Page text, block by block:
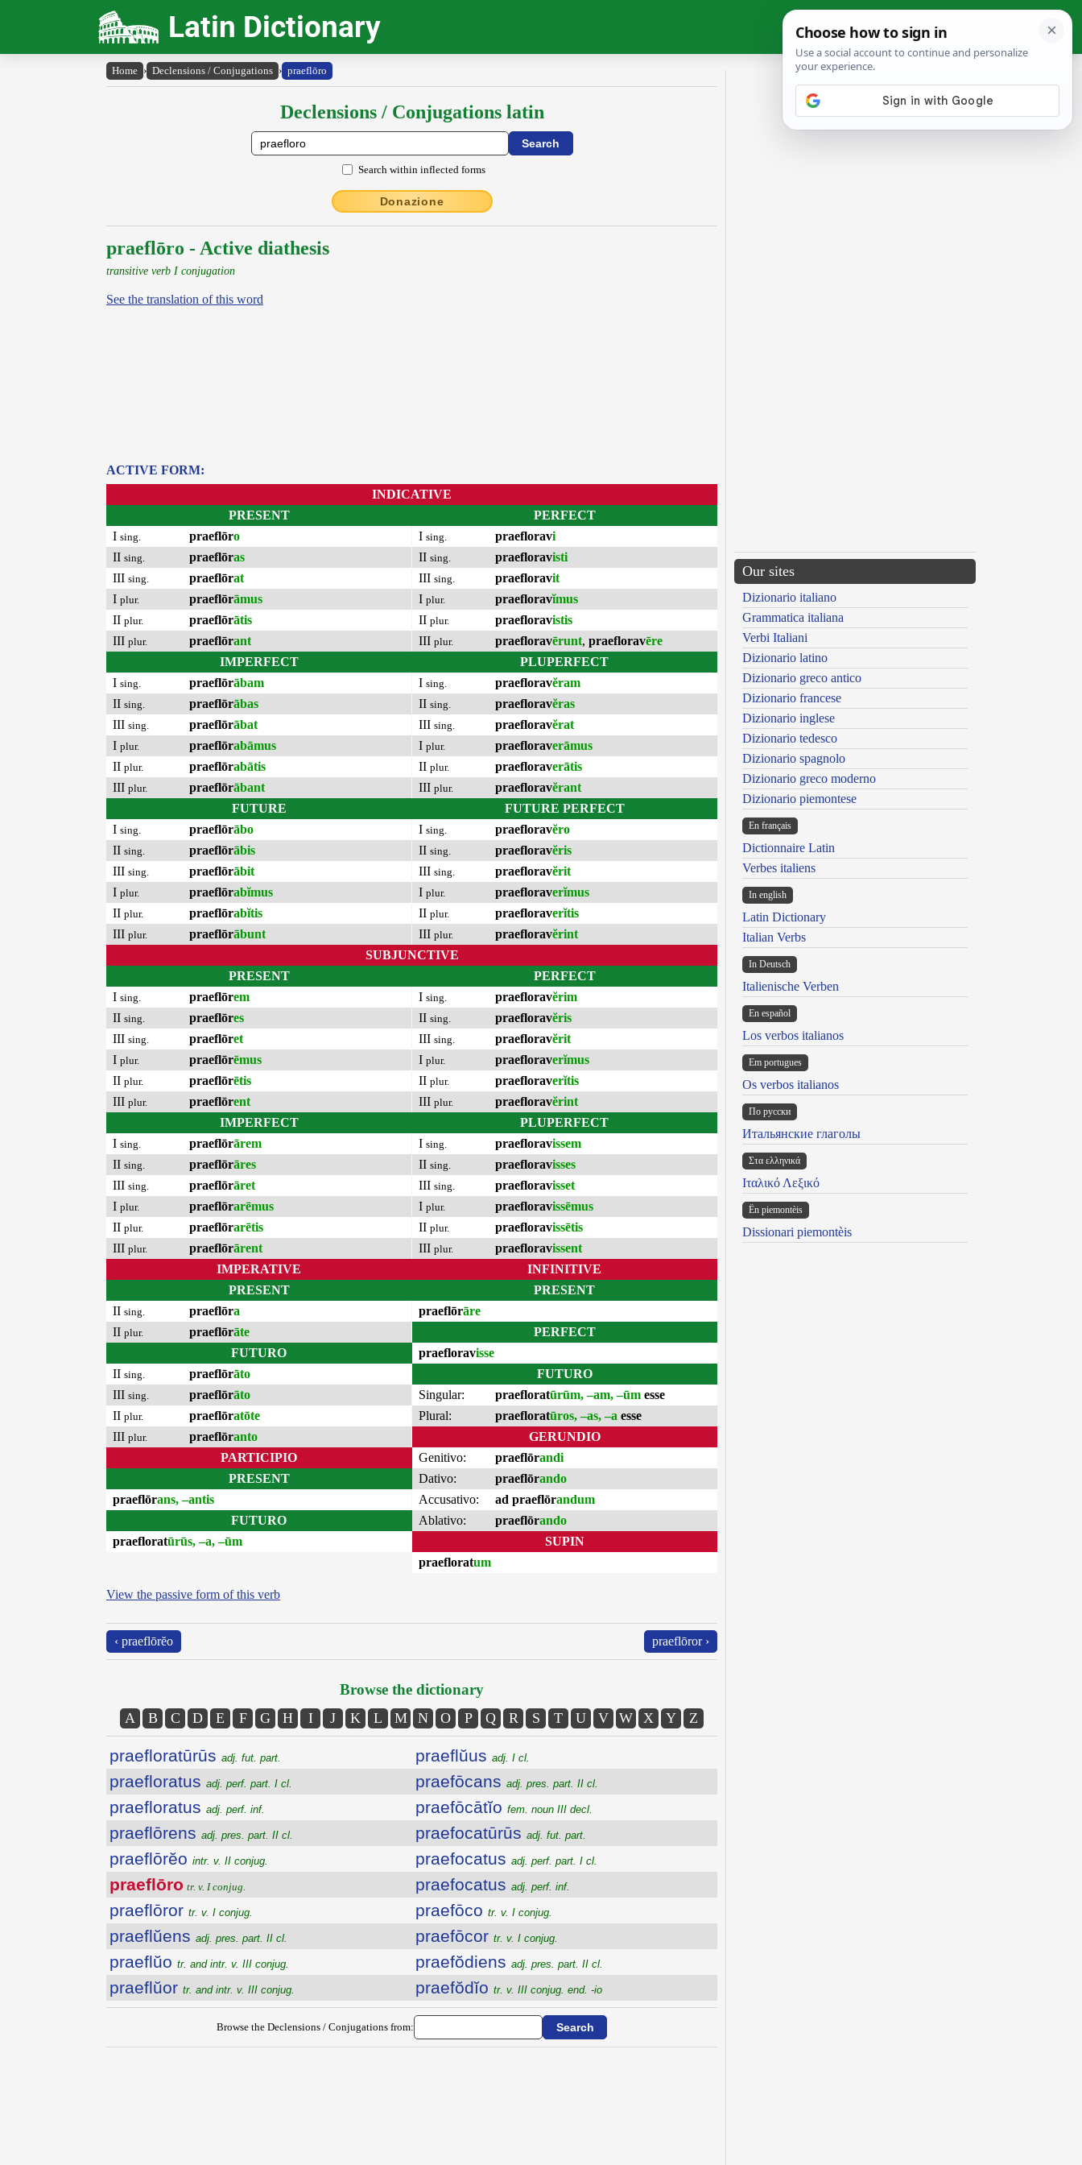
Latin Dictionary
Home › Declensions / Conjugations › praeflōro
Declensions / Conjugations latin
Search within inflected forms
Donazione
praeflōro - Active diathesis
transitive verb I conjugation
See the translation of this word
ACTIVE FORM:
INDICATIVE
PRESENT
I sing. praeflōro
II sing. praeflōras
III sing. praeflōrat
I plur. praeflōrāmus
II plur. praeflōrātis
III plur. praeflōrant
IMPERFECT
I sing. praeflōrābam
II sing. praeflōrābas
III sing. praeflōrābat
I plur. praeflōrabāmus
II plur. praeflōrabātis
III plur. praeflōrābant
FUTURE
I sing. praeflōrābo
II sing. praeflōrābis
III sing. praeflōrābit
I plur. praeflōrabĭmus
II plur. praeflōrabĭtis
III plur. praeflōrābunt
PERFECT
I sing. praefloravi
II sing. praefloravisti
III sing. praefloravit
I plur. praefloravĭmus
II plur. praefloravistis
III plur. praefloravērunt, praefloravēre
PLUPERFECT
I sing. praefloravĕram
II sing. praefloravĕras
III sing. praefloravĕrat
I plur. praefloraverāmus
II plur. praefloraverātis
III plur. praefloravĕrant
FUTURE PERFECT
I sing. praefloravĕro
II sing. praefloravĕris
III sing. praefloravĕrit
I plur. praefloraverĭmus
II plur. praefloraverĭtis
III plur. praefloravĕrint
SUBJUNCTIVE
PRESENT
I sing. praeflōrem
II sing. praeflōres
III sing. praeflōret
I plur. praeflōrēmus
II plur. praeflōrētis
III plur. praeflōrent
IMPERFECT
I sing. praeflōrārem
II sing. praeflōrāres
III sing. praeflōrāret
I plur. praeflōrarēmus
II plur. praeflōrarētis
III plur. praeflōrārent
PERFECT
I sing. praefloravĕrim
II sing. praefloravĕris
III sing. praefloravĕrit
I plur. praefloraverĭmus
II plur. praefloraverĭtis
III plur. praefloravĕrint
PLUPERFECT
I sing. praefloravissem
II sing. praefloravisses
III sing. praefloravisset
I plur. praefloravissēmus
II plur. praefloravissētis
III plur. praefloravissent
IMPERATIVE
PRESENT
II sing. praeflōra
II plur. praeflōrāte
FUTURO
II sing. praeflōrāto
III sing. praeflōrāto
II plur. praeflōratōte
III plur. praeflōranto
PARTICIPIO
PRESENT
praeflōrans, –antis
FUTURO
praefloratūrūs, –a, –ūm
INFINITIVE
PRESENT
praeflōrāre
PERFECT
praefloravisse
FUTURO
Singular:
praefloratūrūm, –am, –ūm esse
Plural:
praefloratūros, –as, –a esse
GERUNDIO
Genitivo:
praeflōrandi
Dativo:
praeflōrando
Accusativo:
ad praeflōrandum
Ablativo:
praeflōrando
SUPIN
praefloratum
View the passive form of this verb
‹ praeflōrĕo praeflōror ›
Browse the dictionary
A B C D E F G H I J K L M N O P Q R S T U V W X Y Z
praefloratūrūs adj. fut. part.
praefloratus adj. perf. part. I cl.
praefloratus adj. perf. inf.
praeflōrens adj. pres. part. II cl.
praeflōrĕo intr. v. II conjug.
praeflōro tr. v. I conjug.
praeflōror tr. v. I conjug.
praeflŭens adj. pres. part. II cl.
praeflŭo tr. and intr. v. III conjug.
praeflŭor tr. and intr. v. III conjug.
praeflŭus adj. I cl.
praefōcans adj. pres. part. II cl.
praefōcātĭo fem. noun III decl.
praefocatūrūs adj. fut. part.
praefocatus adj. perf. part. I cl.
praefocatus adj. perf. inf.
praefōco tr. v. I conjug.
praefōcor tr. v. I conjug.
praefŏdiens adj. pres. part. II cl.
praefŏdĭo tr. v. III conjug. end. -io
Browse the Declensions / Conjugations from:
Our sites
Dizionario italiano
Grammatica italiana
Verbi Italiani
Dizionario latino
Dizionario greco antico
Dizionario francese
Dizionario inglese
Dizionario tedesco
Dizionario spagnolo
Dizionario greco moderno
Dizionario piemontese
En français
Dictionnaire Latin
Verbes italiens
In english
Latin Dictionary
Italian Verbs
In Deutsch
Italienische Verben
En español
Los verbos italianos
Em portugues
Os verbos italianos
По русски
Итальянские глаголы
Στα ελληνικά
Ιταλικό Λεξικό
Ën piemontèis
Dissionari piemontèis